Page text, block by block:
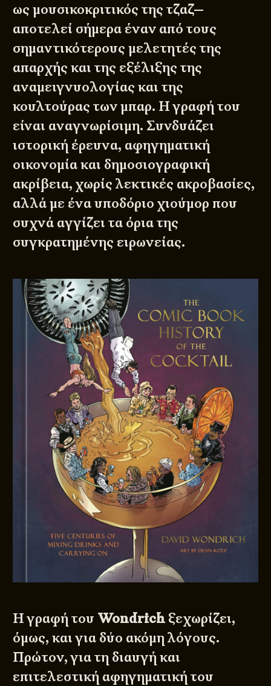
ως μουσικοκριτικός της τζαζ—
αποτελεί σήμερα έναν από τους
σημαντικότερους μελετητές της
απαρχής και της εξέλιξης της
αναμειγνυολογίας και της
κουλτούρας των μπαρ. Η γραφή του
είναι αναγνωρίσιμη. Συνδυάζει
ιστορική έρευνα, αφηγηματική
οικονομία και δημοσιογραφική
ακρίβεια, χωρίς λεκτικές ακροβασίες,
αλλά με ένα υποδόριο χιούμορ που
συχνά αγγίζει τα όρια της
συγκρατημένης ειρωνείας.
Η γραφή του Wondrich ξεχωρίζει,
όμως, και για δύο ακόμη λόγους.
Πρώτον, για τη διαυγή και
επιτελεστική αφηγηματική του